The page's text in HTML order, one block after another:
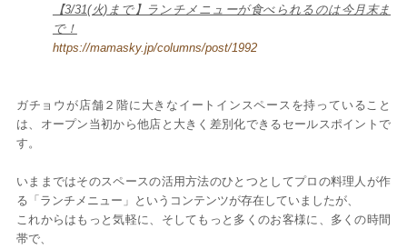
【3/31(火)まで】ランチメニューが食べられるのは今月末ま
で！
https://mamasky.jp/columns/post/1992
ガチョウが店舗２階に大きなイートインスペースを持っていること
は、オープン当初から他店と大きく差別化できるセールスポイントで
す。
いままではそのスペースの活用方法のひとつとしてプロの料理人が作
る「ランチメニュー」というコンテンツが存在していましたが、
これからはもっと気軽に、そしてもっと多くのお客様に、多くの時間
帯で、